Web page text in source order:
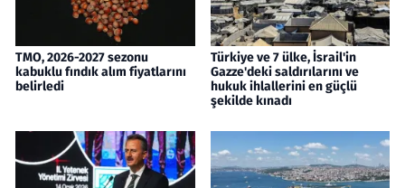
TMO, 2026-2027 sezonu
kabuklu fındık alım fiyatlarını
belirledi
Türkiye ve 7 ülke, İsrail'in
Gazze'deki saldırılarını ve
hukuk ihlallerini en güçlü
şekilde kınadı